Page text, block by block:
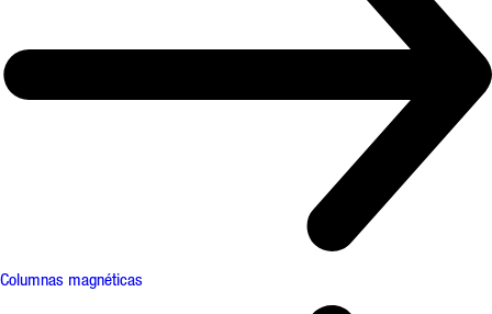
Columnas magnéticas